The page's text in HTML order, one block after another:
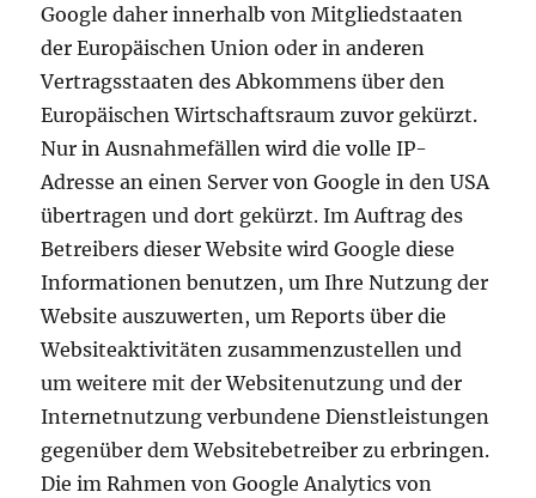
Google daher innerhalb von Mitgliedstaaten
der Europäischen Union oder in anderen
Vertragsstaaten des Abkommens über den
Europäischen Wirtschaftsraum zuvor gekürzt.
Nur in Ausnahmefällen wird die volle IP-
Adresse an einen Server von Google in den USA
übertragen und dort gekürzt. Im Auftrag des
Betreibers dieser Website wird Google diese
Informationen benutzen, um Ihre Nutzung der
Website auszuwerten, um Reports über die
Websiteaktivitäten zusammenzustellen und
um weitere mit der Websitenutzung und der
Internetnutzung verbundene Dienstleistungen
gegenüber dem Websitebetreiber zu erbringen.
Die im Rahmen von Google Analytics von